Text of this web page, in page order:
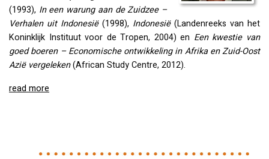
(1993), In een warung aan de Zuidzee –
Verhalen uit Indonesië(1998), Indonesië(Landenreeks van het
Koninklijk Instituut voor de Tropen, 2004) en Een kwestie van
goed boeren – Economische ontwikkeling in Afrika en Zuid-Oost
Azië vergeleken(African Study Centre, 2012).
read more